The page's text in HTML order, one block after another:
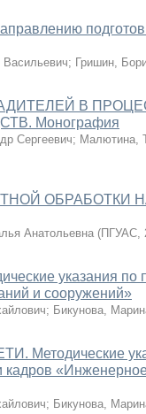
Васильевич; Гришин,
В
Монография
Сергеевич; Малютина,
ОБРАБОТКИ
Анатольевна (ПГУАС,
указания по
и сооружений»
; Бикунова,
; Бикунова,